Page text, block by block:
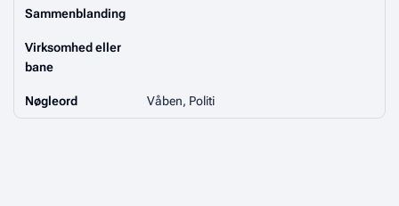
Sammenblanding
Virksomhed eller
bane
Nøgleord Våben, Politi